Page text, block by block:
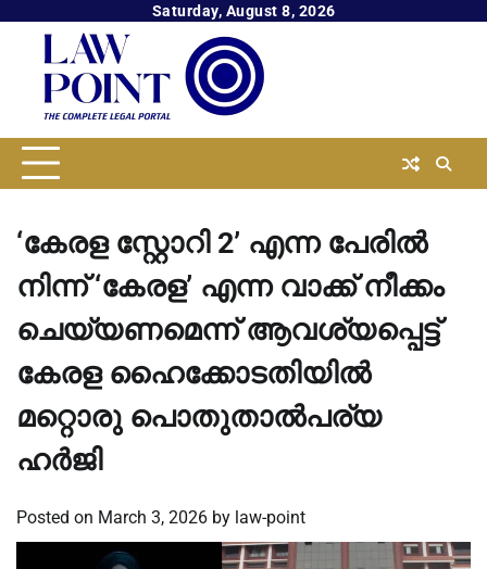
content
Saturday, August 8, 2026
‘കേരള സ്റ്റോറി 2’ എന്ന പേരിൽ
നിന്ന് ‘കേരള’ എന്ന വാക്ക് നീക്കം
ചെയ്യണമെന്ന് ആവശ്യപ്പെട്ട്
കേരള ഹൈക്കോടതിയിൽ
മറ്റൊരു പൊതുതാൽപര്യ
ഹർജി
Posted on March 3, 2026 by law-point